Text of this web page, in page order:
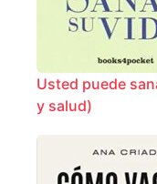
Usted puede
y salud)